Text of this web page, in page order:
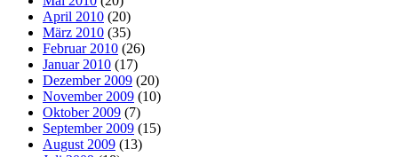
April 2010 (20)
März 2010 (35)
Februar 2010 (26)
Januar 2010 (17)
Dezember 2009 (20)
November 2009 (10)
Oktober 2009 (7)
September 2009 (15)
August 2009 (13)